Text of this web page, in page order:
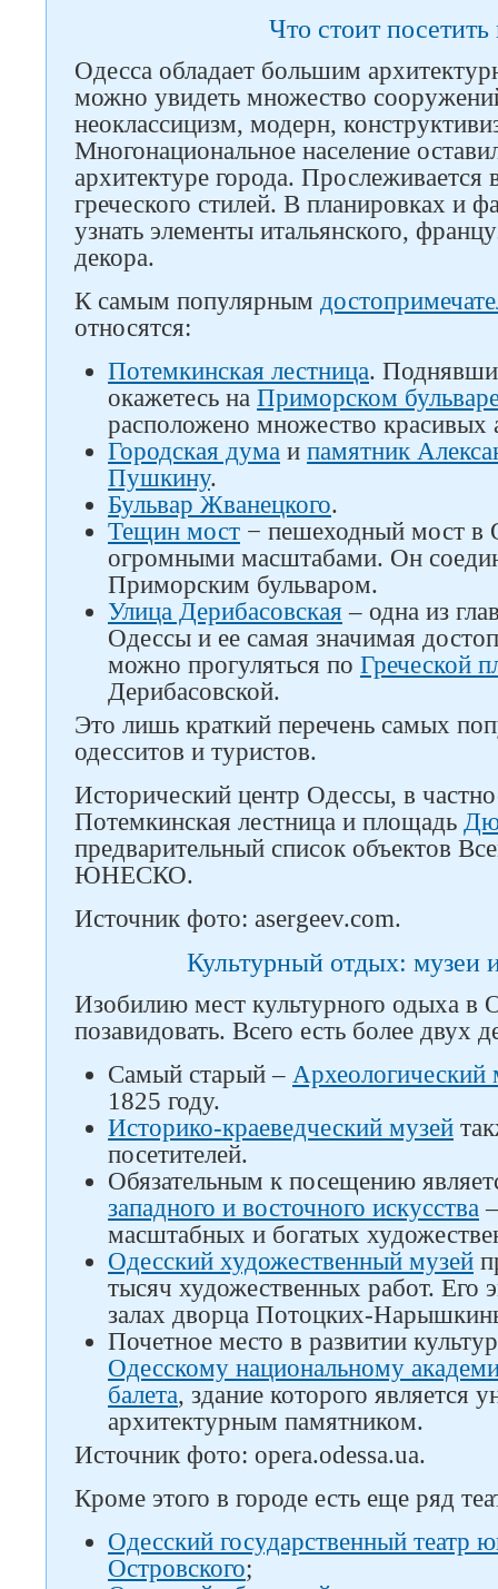
Что стоит
Одесса обладает большим
можно увидеть множество
неоклассицизм, модерн,
Многонациональное население
архитектуре города. Прослеживается
греческого стилей. В планировках и
узнать элементы итальянского,
декора.
К самым популярным
относятся:
Потемкинская лестница.
окажетесь на Приморском
расположено множество красивых
Городская дума и памятник
Пушкину.
Бульвар Жванецкого.
Тещин мост − пешеходный мост в
огромными масштабами. Он
Приморским бульваром.
Улица Дерибасовская – одна из
Одессы и ее самая значимая
можно прогуляться по Греческой
Дерибасовской.
Это лишь краткий перечень самых
одесситов и туристов.
Исторический центр Одессы, в
Потемкинская лестница и площадь
предварительный список объектов
ЮНЕСКО.
Источник фото: asergeev.com.
Культурный отдых: музеи
Изобилию мест культурного одыха в
позавидовать. Всего есть более двух
Самый старый – Археологический
1825 году.
Историко-краеведческий музей
посетителей.
Обязательным к посещению
западного и восточного искусства
масштабных и богатых
Одесский художественный музей
тысяч художественных работ. Его
залах дворца Потоцких-
Почетное место в развитии
Одесскому национальному
балета, здание которого является
архитектурным памятником.
Источник фото: opera.odessa.ua.
Кроме этого в городе есть еще ряд
Одесский государственный театр
Островского;